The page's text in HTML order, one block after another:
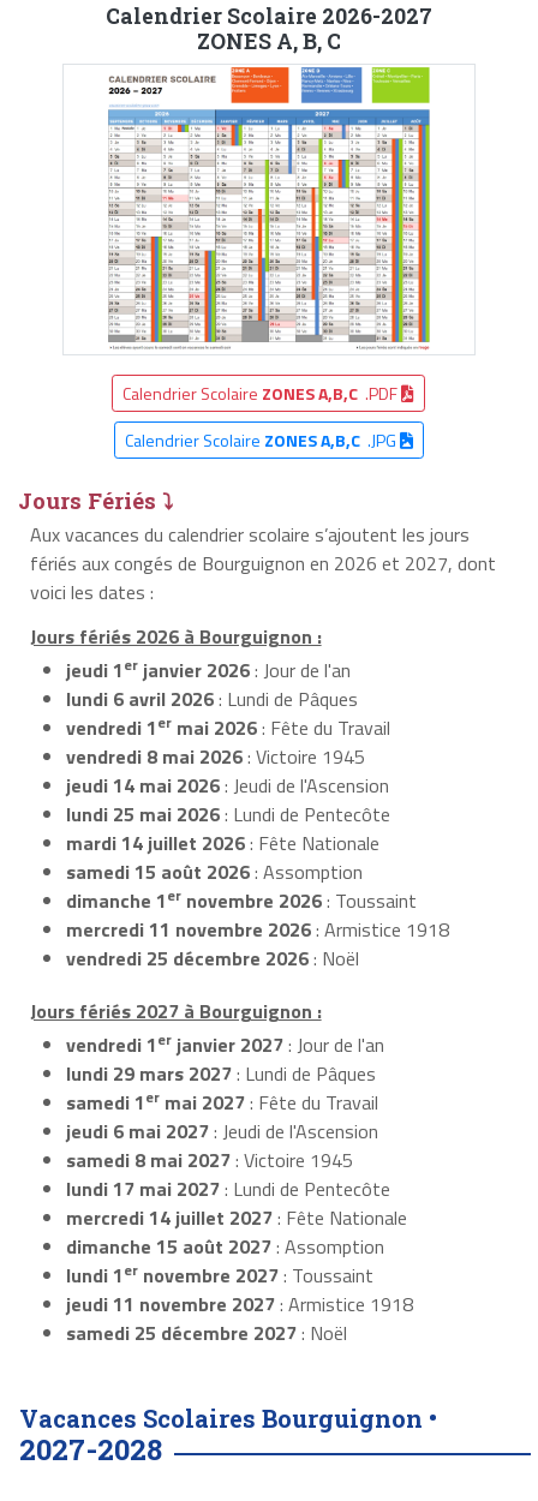
Calendrier Scolaire 2026-2027
ZONES A, B, C
Calendrier Scolaire ZONES A,B,C .PDF
Calendrier Scolaire ZONES A,B,C.JPG
Jours Fériés ⤵
Aux vacances du calendrier scolaire s’ajoutent les jours
fériés aux congés de Bourguignon en 2026 et 2027, dont
voici les dates :
Jours fériés 2026 à Bourguignon :
jeudi 1er janvier 2026: Jour de l'an
lundi 6 avril 2026: Lundi de Pâques
vendredi 1er mai 2026: Fête du Travail
vendredi 8 mai 2026: Victoire 1945
jeudi 14 mai 2026: Jeudi de l'Ascension
lundi 25 mai 2026: Lundi de Pentecôte
mardi 14 juillet 2026: Fête Nationale
samedi 15 août 2026: Assomption
dimanche 1er novembre 2026: Toussaint
mercredi 11 novembre 2026: Armistice 1918
vendredi 25 décembre 2026: Noël
Jours fériés 2027 à Bourguignon :
vendredi 1er janvier 2027: Jour de l'an
lundi 29 mars 2027: Lundi de Pâques
samedi 1er mai 2027: Fête du Travail
jeudi 6 mai 2027: Jeudi de l'Ascension
samedi 8 mai 2027: Victoire 1945
lundi 17 mai 2027: Lundi de Pentecôte
mercredi 14 juillet 2027: Fête Nationale
dimanche 15 août 2027: Assomption
lundi 1er novembre 2027: Toussaint
jeudi 11 novembre 2027: Armistice 1918
samedi 25 décembre 2027: Noël
Vacances Scolaires Bourguignon •
2027-2028